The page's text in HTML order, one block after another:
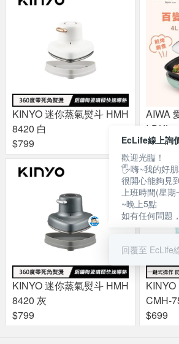
KINYO 迷你蒸氣熨斗 HMH
8420 白
$799
AIWA
I-
$2390
KINYO 迷你蒸氣熨斗 HMH
8420 灰
$799
CMH-
$699
EcLife線上詢
歡迎光臨！
🖐嗨~我的好朋
很開心能夠見
上班時間(星
~晚上5點
如有任何問題